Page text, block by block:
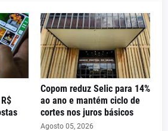
Copom reduz Selic para 14%
ao ano e mantém ciclo de
cortes nos juros básicos
Agosto 05, 2026